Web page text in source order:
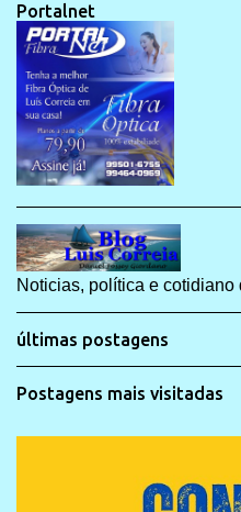
Portalnet
Noticias, política e cotidiano
últimas postagens
Postagens mais visitadas